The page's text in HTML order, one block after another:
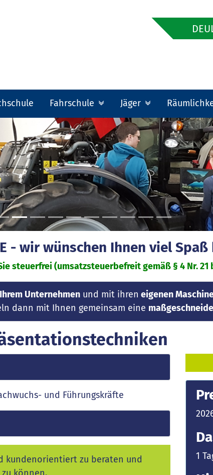
Fahrschule Jäger
- wir wünschen Ihnen viel
steuerfrei (umsatzsteuerbefreit gemäß § 4 Nr. 21
Ihrem Unternehmen und mit ihren eigenen
dann mit Ihnen gemeinsam eine
und Führungskräfte
kundenorientiert zu beraten und
1